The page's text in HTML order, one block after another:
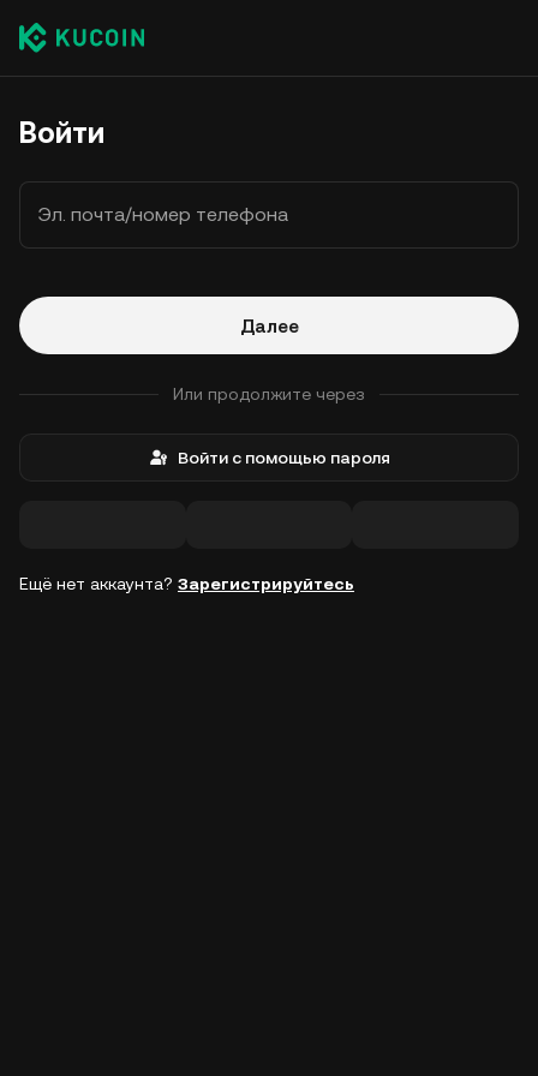
Войти
Эл. почта/номер телефона
Далее
Или продолжите через
Войти с помощью пароля
Ещё нет аккаунта? Зарегистрируйтесь